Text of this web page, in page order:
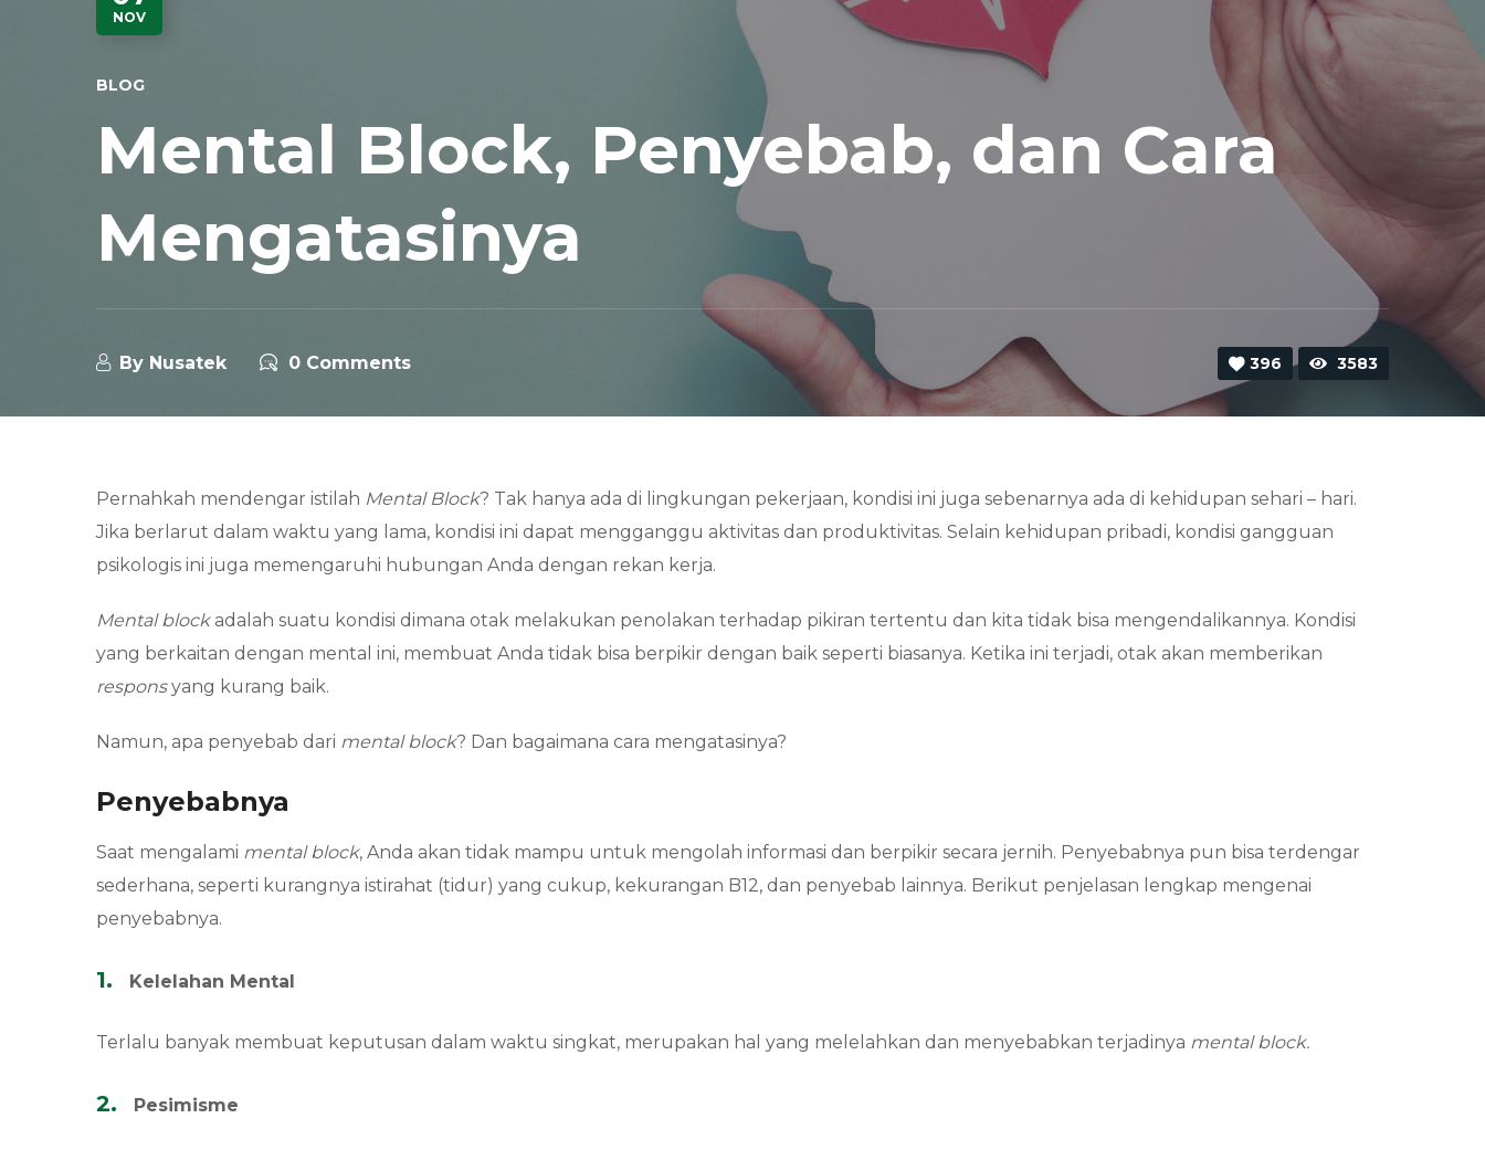
NOV
BLOG
Mental Block, Penyebab, dan Cara
Mengatasinya
By Nusatek 0 Comments 396 3583
Pernahkah mendengar istilah Mental Block? Tak hanya ada di lingkungan pekerjaan, kondisi ini juga sebenarnya ada di kehidupan sehari – hari.
Jika berlarut dalam waktu yang lama, kondisi ini dapat mengganggu aktivitas dan produktivitas. Selain kehidupan pribadi, kondisi gangguan
psikologis ini juga memengaruhi hubungan Anda dengan rekan kerja.
Mental blockadalah suatu kondisi dimana otak melakukan penolakan terhadap pikiran tertentu dan kita tidak bisa mengendalikannya. Kondisi
yang berkaitan dengan mental ini, membuat Anda tidak bisa berpikir dengan baik seperti biasanya. Ketika ini terjadi, otak akan memberikan
responsyang kurang baik.
Namun, apa penyebab dari mental block? Dan bagaimana cara mengatasinya?
Penyebabnya
Saat mengalami mental block, Anda akan tidak mampu untuk mengolah informasi dan berpikir secara jernih. Penyebabnya pun bisa terdengar
sederhana, seperti kurangnya istirahat (tidur) yang cukup, kekurangan B12, dan penyebab lainnya. Berikut penjelasan lengkap mengenai
penyebabnya.
Kelelahan Mental
Terlalu banyak membuat keputusan dalam waktu singkat, merupakan hal yang melelahkan dan menyebabkan terjadinya mental block.
Pesimisme